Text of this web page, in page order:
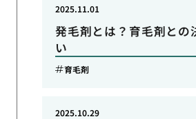
発毛剤とは？育毛剤との
い
2025.11.01
育毛剤
2025.10.29